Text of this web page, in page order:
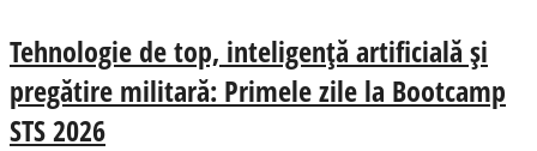
Tehnologie de top, inteligență artificială și
pregătire militară: Primele zile la Bootcamp
STS 2026